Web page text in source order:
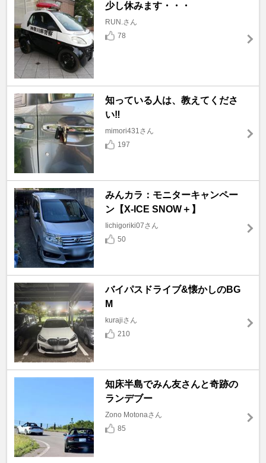
少し休みます・・・
RUN.さん
78
知っている人は、教えてくださ
い‼️
mimori431さん
197
みんカラ：モニターキャンペー
ン【X-ICE SNOW＋】
Iichigoriki07さん
50
バイパスドライブ&懐かしのBG
M
kurajiさん
210
知床半島でみん友さんと奇跡の
ランデブー
Zono Motonaさん
85